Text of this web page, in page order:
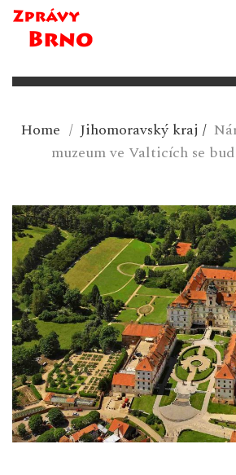
Home / Jihomoravský kraj /
muzeum ve Valticích se